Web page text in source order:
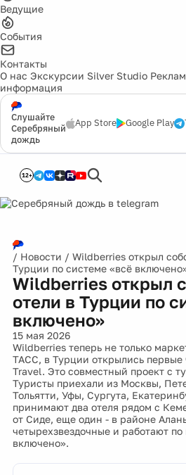
Ведущие
События
Контакты
О нас Экскурсии Silver Studio
информация
Слушайте
Серебряный
дождь
App Store Google Play
12+
/ Новости / Wildberries открыл
Турции по системе «всё
Wildberries открыл
отели в Турции по
включено»
15 мая 2026
Wildberries теперь не только
ТАСС, в Турции открылись первые
Travel. Это совместный проект с
Туристы приехали из Москвы,
Тольятти, Уфы, Сургута,
принимают два отеля рядом с
от Сиде, еще один - в районе
четырехзвездочные и работают
включено».